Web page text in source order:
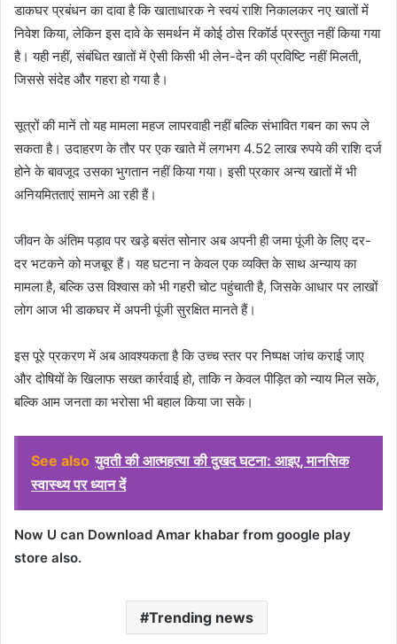
डाकघर प्रबंधन का दावा है कि खाताधारक ने स्वयं राशि निकालकर नए खातों में
निवेश किया, लेकिन इस दावे के समर्थन में कोई ठोस रिकॉर्ड प्रस्तुत नहीं किया गया
है। यही नहीं, संबंधित खातों में ऐसी किसी भी लेन-देन की प्रविष्टि नहीं मिलती,
जिससे संदेह और गहरा हो गया है।
सूत्रों की मानें तो यह मामला महज लापरवाही नहीं बल्कि संभावित गबन का रूप ले
सकता है। उदाहरण के तौर पर एक खाते में लगभग 4.52 लाख रुपये की राशि दर्ज
होने के बावजूद उसका भुगतान नहीं किया गया। इसी प्रकार अन्य खातों में भी
अनियमितताएं सामने आ रही हैं।
जीवन के अंतिम पड़ाव पर खड़े बसंत सोनार अब अपनी ही जमा पूंजी के लिए दर-
दर भटकने को मजबूर हैं। यह घटना न केवल एक व्यक्ति के साथ अन्याय का
मामला है, बल्कि उस विश्वास को भी गहरी चोट पहुंचाती है, जिसके आधार पर लाखों
लोग आज भी डाकघर में अपनी पूंजी सुरक्षित मानते हैं।
इस पूरे प्रकरण में अब आवश्यकता है कि उच्च स्तर पर निष्पक्ष जांच कराई जाए
और दोषियों के खिलाफ सख्त कार्रवाई हो, ताकि न केवल पीड़ित को न्याय मिल सके,
बल्कि आम जनता का भरोसा भी बहाल किया जा सके।
See also युवती की आत्महत्या की दुखद घटना: आइए, मानसिक
स्वास्थ्य पर ध्यान दें
Now U can Download Amar khabar from google play
store also.
Trending news